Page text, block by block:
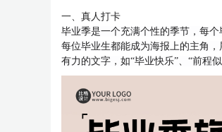
一、真人打卡
毕业季是一个充满个性的季节，每
每位毕业生都能成为海报上的主角，
有力的文字，如“毕业快乐”、“前程